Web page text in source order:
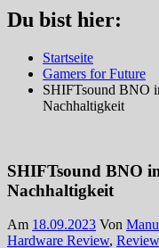
Du bist hier:
Startseite
Gamers for Future
SHIFTsound BNO
Nachhaltigkeit
SHIFTsound BNO
Nachhaltigkeit
Am 18.09.2023 Von
Hardware Review,